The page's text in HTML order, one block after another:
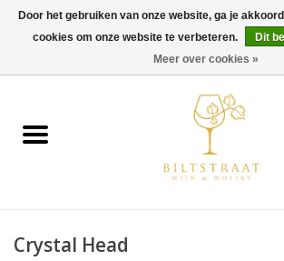
Wijn
Gin & Tonic
Crystal Head
Door het gebruiken van onze website, ga je
cookies om onze website te verbeteren.
Dit
Meer over cookies »